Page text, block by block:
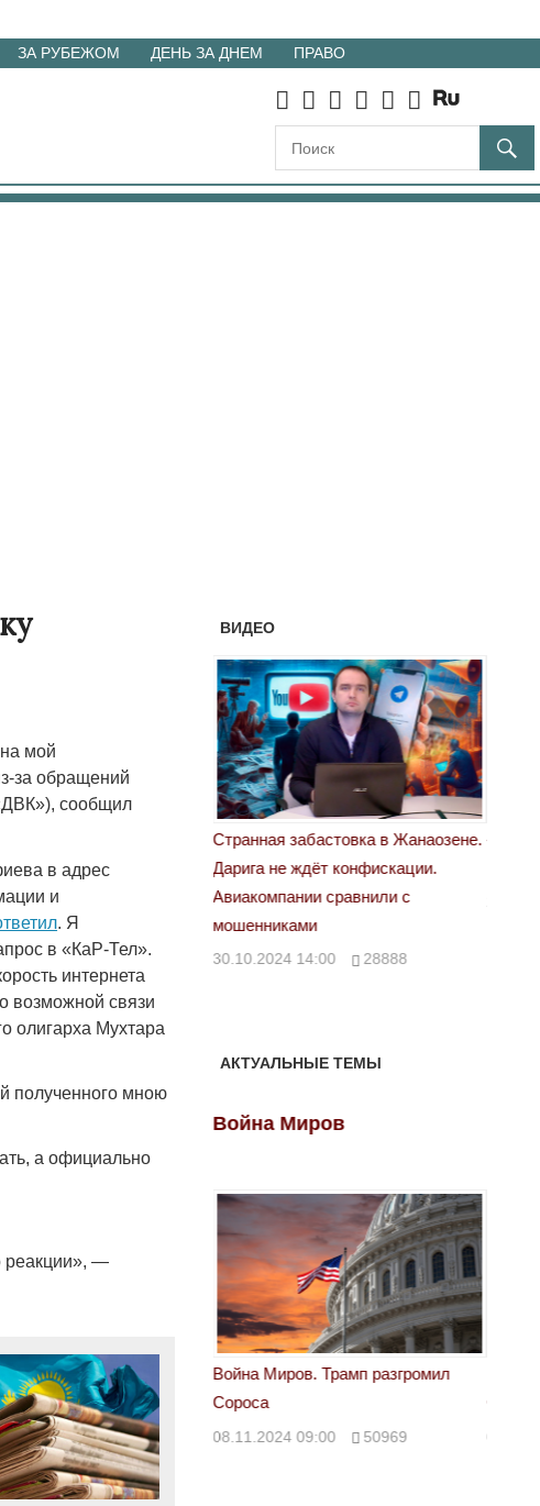
ЗА РУБЕЖОМ ДЕНЬ ЗА ДНЕМ ПРАВО
мой
за обращений
сообщил
в адрес
и
. Я
в «КаР-Тел».
интернета
возможной связи
олигарха Мухтара
полученного мною
а официально
реакции», —
ВИДЕО
ждёт конфискации.
сравнили с
14:00 28888
«Новый Казахстан не говорит всей
правды»
29.10.2024 09:00 39623
АКТУАЛЬНЫЕ ТЕМЫ
Трамп разгромил
09:00 50969
Война Миров
Война Миров. Трамп разгромил
Сороса
08.11.2024 09:00 50969